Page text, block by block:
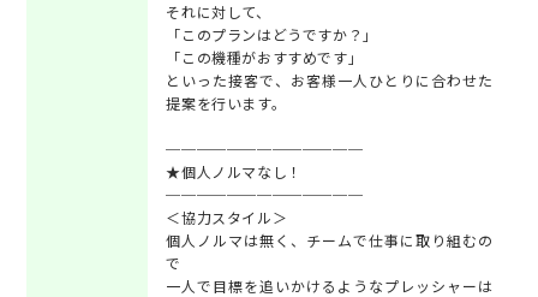
それに対して、
「このプランはどうですか？」
「この機種がおすすめです」
といった接客で、お客様一人ひとりに合わせた
提案を行います。
─────────────
★個人ノルマなし！
─────────────
＜協力スタイル＞
個人ノルマは無く、チームで仕事に取り組むの
で
一人で目標を追いかけるようなプレッシャーは